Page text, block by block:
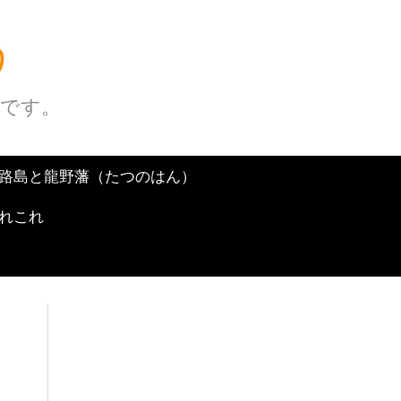
す。
島と龍野藩（たつのはん）
これ